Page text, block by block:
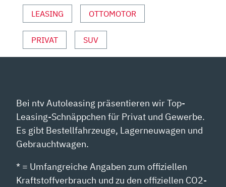
ANZEIGEN
LEASING OTTOMOTOR
PRIVAT SUV
Bei ntv Autoleasing präsentieren wir Top-
Leasing-Schnäppchen für Privat und Gewerbe.
Es gibt Bestellfahrzeuge, Lagerneuwagen und
Gebrauchtwagen.
* = Umfangreiche Angaben zum offiziellen
Kraftstoffverbrauch und zu den offiziellen CO2-